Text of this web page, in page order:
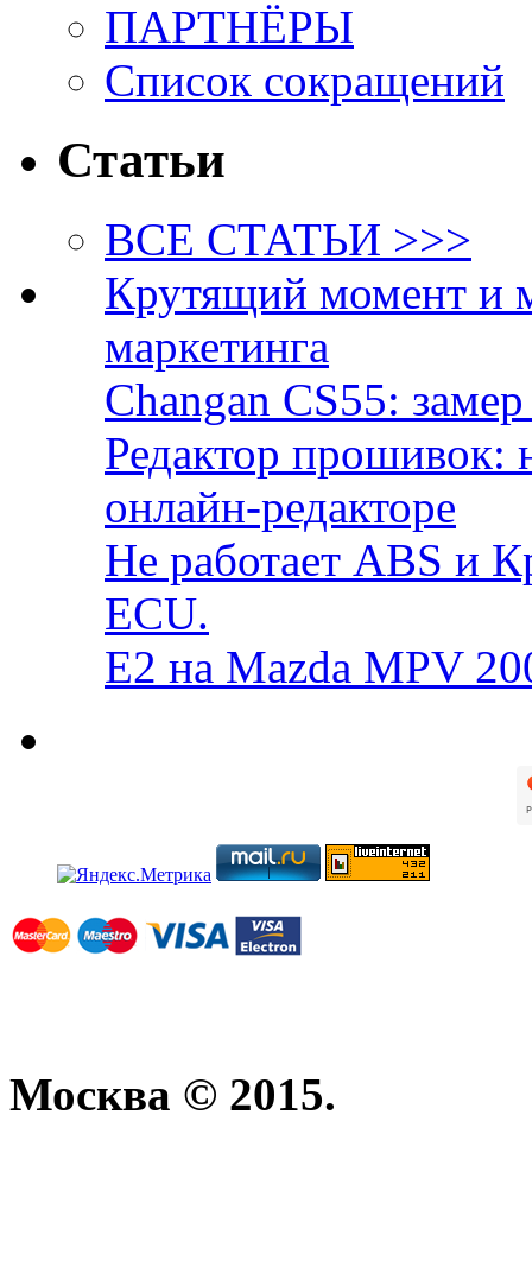
ПАРТНЁРЫ
Список сокращений
Статьи
ВСЕ СТАТЬИ >>>
Крутящий момент и
маркетинга
Changan CS55:
Редактор прошивок:
онлайн-редакторе
Не работает ABS и
ECU.
E2 на Mazda MPV
Москва © 2015.